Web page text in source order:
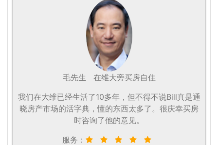
毛先生
在维大旁买房自住
我们在大维已经生活了10多年，但不得不说Bill真是通
晓房产市场的活字典，懂的东西太多了。很庆幸买房
时咨询了他的意见。
服务：